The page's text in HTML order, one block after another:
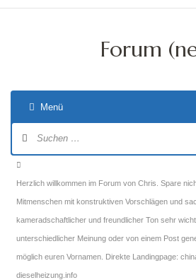
Forum
Menü
Navigation
Forum-
Breadcrumbs
-
Du
bist
hier:
Herzlich willkommen im Forum von Chris. Spare
Mitmenschen mit konstruktiven Vorschlägen und
kameradschaftlicher und freundlicher Ton sehr
unterschiedlicher Meinung oder von einem Post
möglich euren Vornamen. Direkte Landingpage:
dieselheizung.info